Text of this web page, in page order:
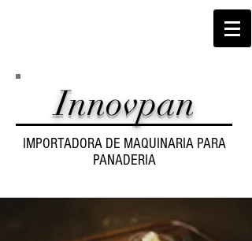
Innovpan
IMPORTADORA DE MAQUINARIA PARA
PANADERIA